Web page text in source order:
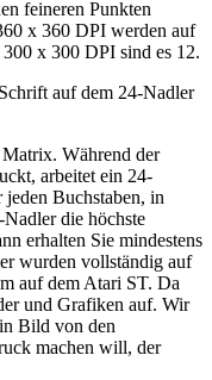
feineren Punkten
x 360 DPI werden auf
x 300 DPI sind es 12.
auf dem 24-Nadler
Während der
arbeitet ein 24-
Buchstaben, in
die höchste
erhalten Sie mindestens
wurden vollständig auf
auf dem Atari ST. Da
und Grafiken auf. Wir
Bild von den
machen will, der